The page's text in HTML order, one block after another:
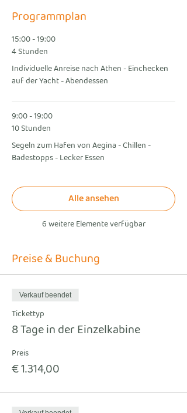
Programmplan
15:00 - 19:00
4 Stunden
Individuelle Anreise nach Athen - Einchecken
auf der Yacht - Abendessen
9:00 - 19:00
10 Stunden
Segeln zum Hafen von Aegina - Chillen -
Badestopps - Lecker Essen
6 weitere Elemente verfügbar
Alle ansehen
Preise & Buchung
Verkauf beendet
Tickettyp
8 Tage in der Einzelkabine
Preis
€ 1.314,00